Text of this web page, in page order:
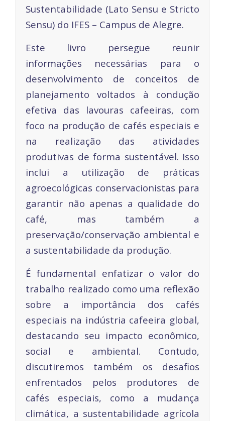
Sustentabilidade (Lato Sensu e Stricto
Sensu) do IFES – Campus de Alegre.
Este livro persegue reunir
informações necessárias para o
desenvolvimento de conceitos de
planejamento voltados à condução
efetiva das lavouras cafeeiras, com
foco na produção de cafés especiais e
na realização das atividades
produtivas de forma sustentável. Isso
inclui a utilização de práticas
agroecológicas conservacionistas para
garantir não apenas a qualidade do
café, mas também a
preservação/conservação ambiental e
a sustentabilidade da produção.
É fundamental enfatizar o valor do
trabalho realizado como uma reflexão
sobre a importância dos cafés
especiais na indústria cafeeira global,
destacando seu impacto econômico,
social e ambiental. Contudo,
discutiremos também os desafios
enfrentados pelos produtores de
cafés especiais, como a mudança
climática, a sustentabilidade agrícola